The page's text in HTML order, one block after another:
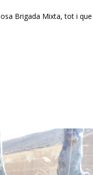
Brigada Mixta, tot i que